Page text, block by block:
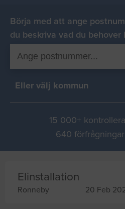
Börja med att ange
du beskriva vad du behover
Eller välj kommun
15 000+
640
Elinstallation
Ronneby 20 Feb